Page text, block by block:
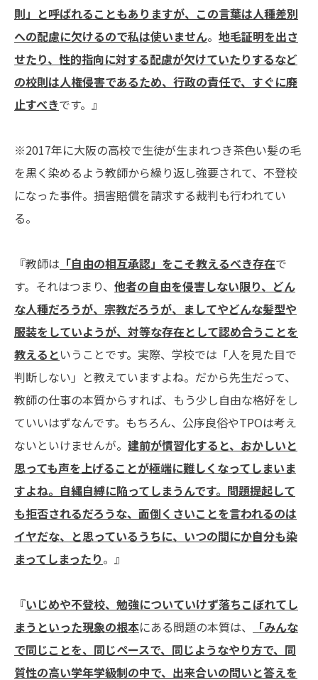
則」と呼ばれることもありますが、この言葉は人種差別
への配慮に欠けるので私は使いません。 地毛証明を出さ
せたり、性的指向に対する配慮が欠けていたりするなど
の校則は人権侵害であるため、行政の責任で、すぐに廃
止すべきです。』
※2017年に大阪の高校で生徒が生まれつき茶色い髪の毛
を黒く染めるよう教師から繰り返し強要されて、不登校
になった事件。損害賠償を請求する裁判も行われてい
る。
『教師は 「自由の相互承認」をこそ教えるべき存在で
す。それはつまり、 他者の自由を侵害しない限り、どん
な人種だろうが、宗教だろうが、ましてやどんな髪型や
服装をしていようが、対等な存在として認め合うことを
教えるということです。実際、学校では「人を見た目で
判断しない」と教えていますよね。だから先生だって、
教師の仕事の本質からすれば、もう少し自由な格好をし
ていいはずなんです。もちろん、公序良俗やTPOは考え
ないといけませんが。 建前が慣習化すると、おかしいと
思っても声を上げることが極端に難しくなってしまいま
すよね。自縄自縛に陥ってしまうんです。問題提起して
も拒否されるだろうな、面倒くさいことを言われるのは
イヤだな、と思っているうちに、いつの間にか自分も染
まってしまったり。』
『いじめや不登校、勉強についていけず落ちこぼれてし
まうといった現象の根本にある問題の本質は、
「みんな
で同じことを、同じペースで、同じようなやり方で、同
質性の高い学年学級制の中で、出来合いの問いと答えを